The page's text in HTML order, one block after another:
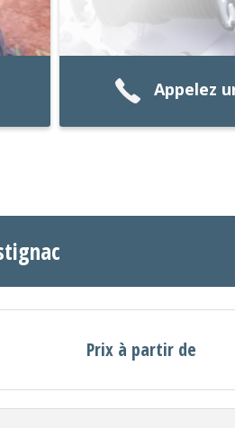
Appelez
Prix à partir de